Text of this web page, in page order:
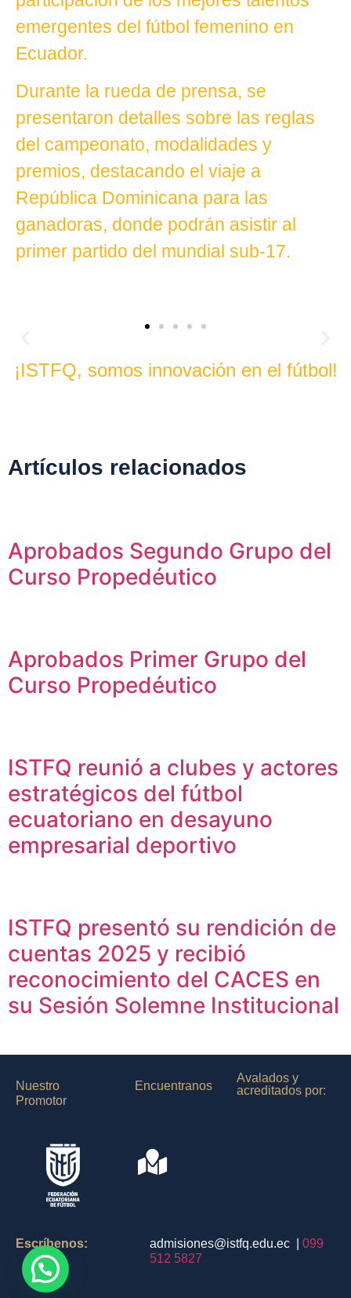
emergentes del fútbol femenino en
Ecuador.
Durante la rueda de prensa, se
presentaron detalles sobre las reglas
del campeonato, modalidades y
premios, destacando el viaje a
República Dominicana para las
ganadoras, donde podrán asistir al
primer partido del mundial sub-17.
¡ISTFQ, somos innovación en el fútbol!
Artículos relacionados
Aprobados Segundo Grupo del
Curso Propedéutico​
Aprobados Primer Grupo del
Curso Propedéutico​
ISTFQ reunió a clubes y actores
estratégicos del fútbol
ecuatoriano en desayuno
empresarial deportivo
ISTFQ presentó su rendición de
cuentas 2025 y recibió
reconocimiento del CACES en
su Sesión Solemne Institucional
Nuestro
Promotor
Encuentranos
Avalados y
acreditados por:
Escríbenos: admisiones@istfq.edu.ec |099
512 5827